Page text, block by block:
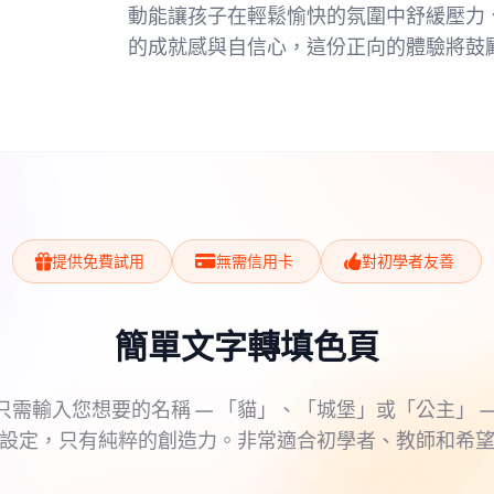
動能讓孩子在輕鬆愉快的氛圍中舒緩壓
的成就感與自信心，這份正向的體驗將
提供免費試用 無需信用卡 對初學者友善
簡單文字轉填色頁
需輸入您想要的名稱 — 「貓」、「城堡」或「公主」
定，只有純粹的創造力。非常適合初學者、教師和希